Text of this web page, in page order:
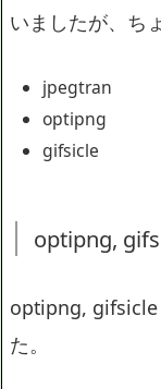
いましたが、ち
jpegtran
optipng
gifsicle
optipng,
optipng, gifsicle
た。